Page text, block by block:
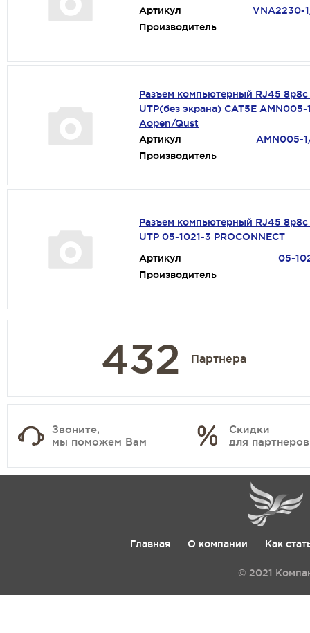
Артикул
VNA2230-
Производитель
Разъем компьютерный RJ45 8p8c
UTP(без экрана) CAT5E
Aopen/Qust
Артикул
AMN005-
Производитель
Разъем компьютерный RJ45 8p8c
UTP 05-1021-3 PROCONNECT
Артикул
05-
Производитель
432 Партнера
Звоните,
мы поможем Вам
Скидки
для партнеров
Главная О компании Как
© 2021